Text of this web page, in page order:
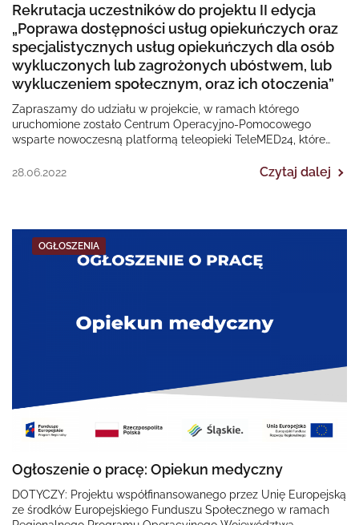
Rekrutacja uczestników do projektu II edycja
„Poprawa dostępności usług opiekuńczych oraz
specjalistycznych usług opiekuńczych dla osób
wykluczonych lub zagrożonych ubóstwem, lub
wykluczeniem społecznym, oraz ich otoczenia”
Zapraszamy do udziału w projekcie, w ramach którego
uruchomione zostało Centrum Operacyjno-Pomocowego
wsparte nowoczesną platformą teleopieki TeleMED24, które
28.06.2022
Czytaj dalej
OGŁOSZENIA
Ogłoszenie o pracę: Opiekun medyczny
DOTYCZY: Projektu współfinansowanego przez Unię Europejską
ze środków Europejskiego Funduszu Społecznego w ramach